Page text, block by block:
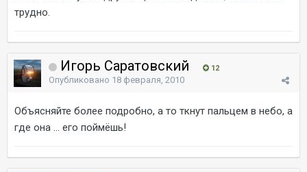
трудно.
Игорь Саратовский 12
Опубликовано 18 февраля, 2010
Объясняйте более подробно, а то ткнут пальцем в небо, а
где она ... его поймёшь!